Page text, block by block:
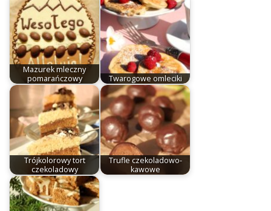
Mazurek mleczny
pomarańczowy
Twarogowe omleciki
Trójkolorowy tort
czekoladowy
Trufle czekoladowo-
kawowe